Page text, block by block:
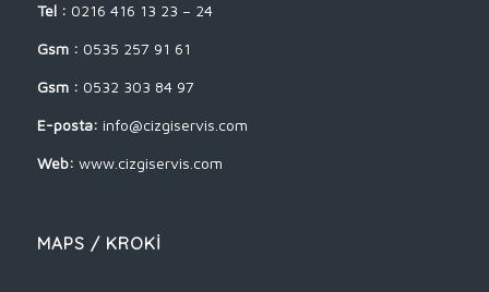
Tel : 0216 416 13 23 – 24
Gsm : 0535 257 91 61
Gsm : 0532 303 84 97
E-posta: info@cizgiservis.com
Web: www.cizgiservis.com
MAPS / KROKİ